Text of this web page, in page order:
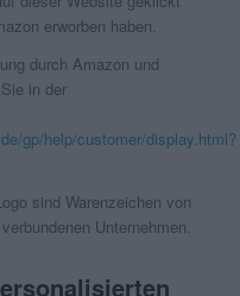
erworben haben.
durch Amazon und
in der
gp/help/customer/display.html?
sind Warenzeichen von
Unternehmen.